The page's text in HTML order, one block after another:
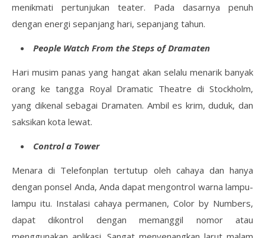
menikmati pertunjukan teater. Pada dasarnya penuh
dengan energi sepanjang hari, sepanjang tahun.
People Watch From the Steps of Dramaten
Hari musim panas yang hangat akan selalu menarik banyak
orang ke tangga Royal Dramatic Theatre di Stockholm,
yang dikenal sebagai Dramaten. Ambil es krim, duduk, dan
saksikan kota lewat.
Control a Tower
Menara di Telefonplan tertutup oleh cahaya dan hanya
dengan ponsel Anda, Anda dapat mengontrol warna lampu-
lampu itu. Instalasi cahaya permanen, Color by Numbers,
dapat dikontrol dengan memanggil nomor atau